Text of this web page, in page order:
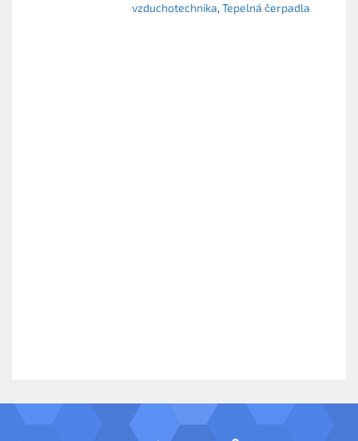
vzduchotechnika Tepelná čerpadla